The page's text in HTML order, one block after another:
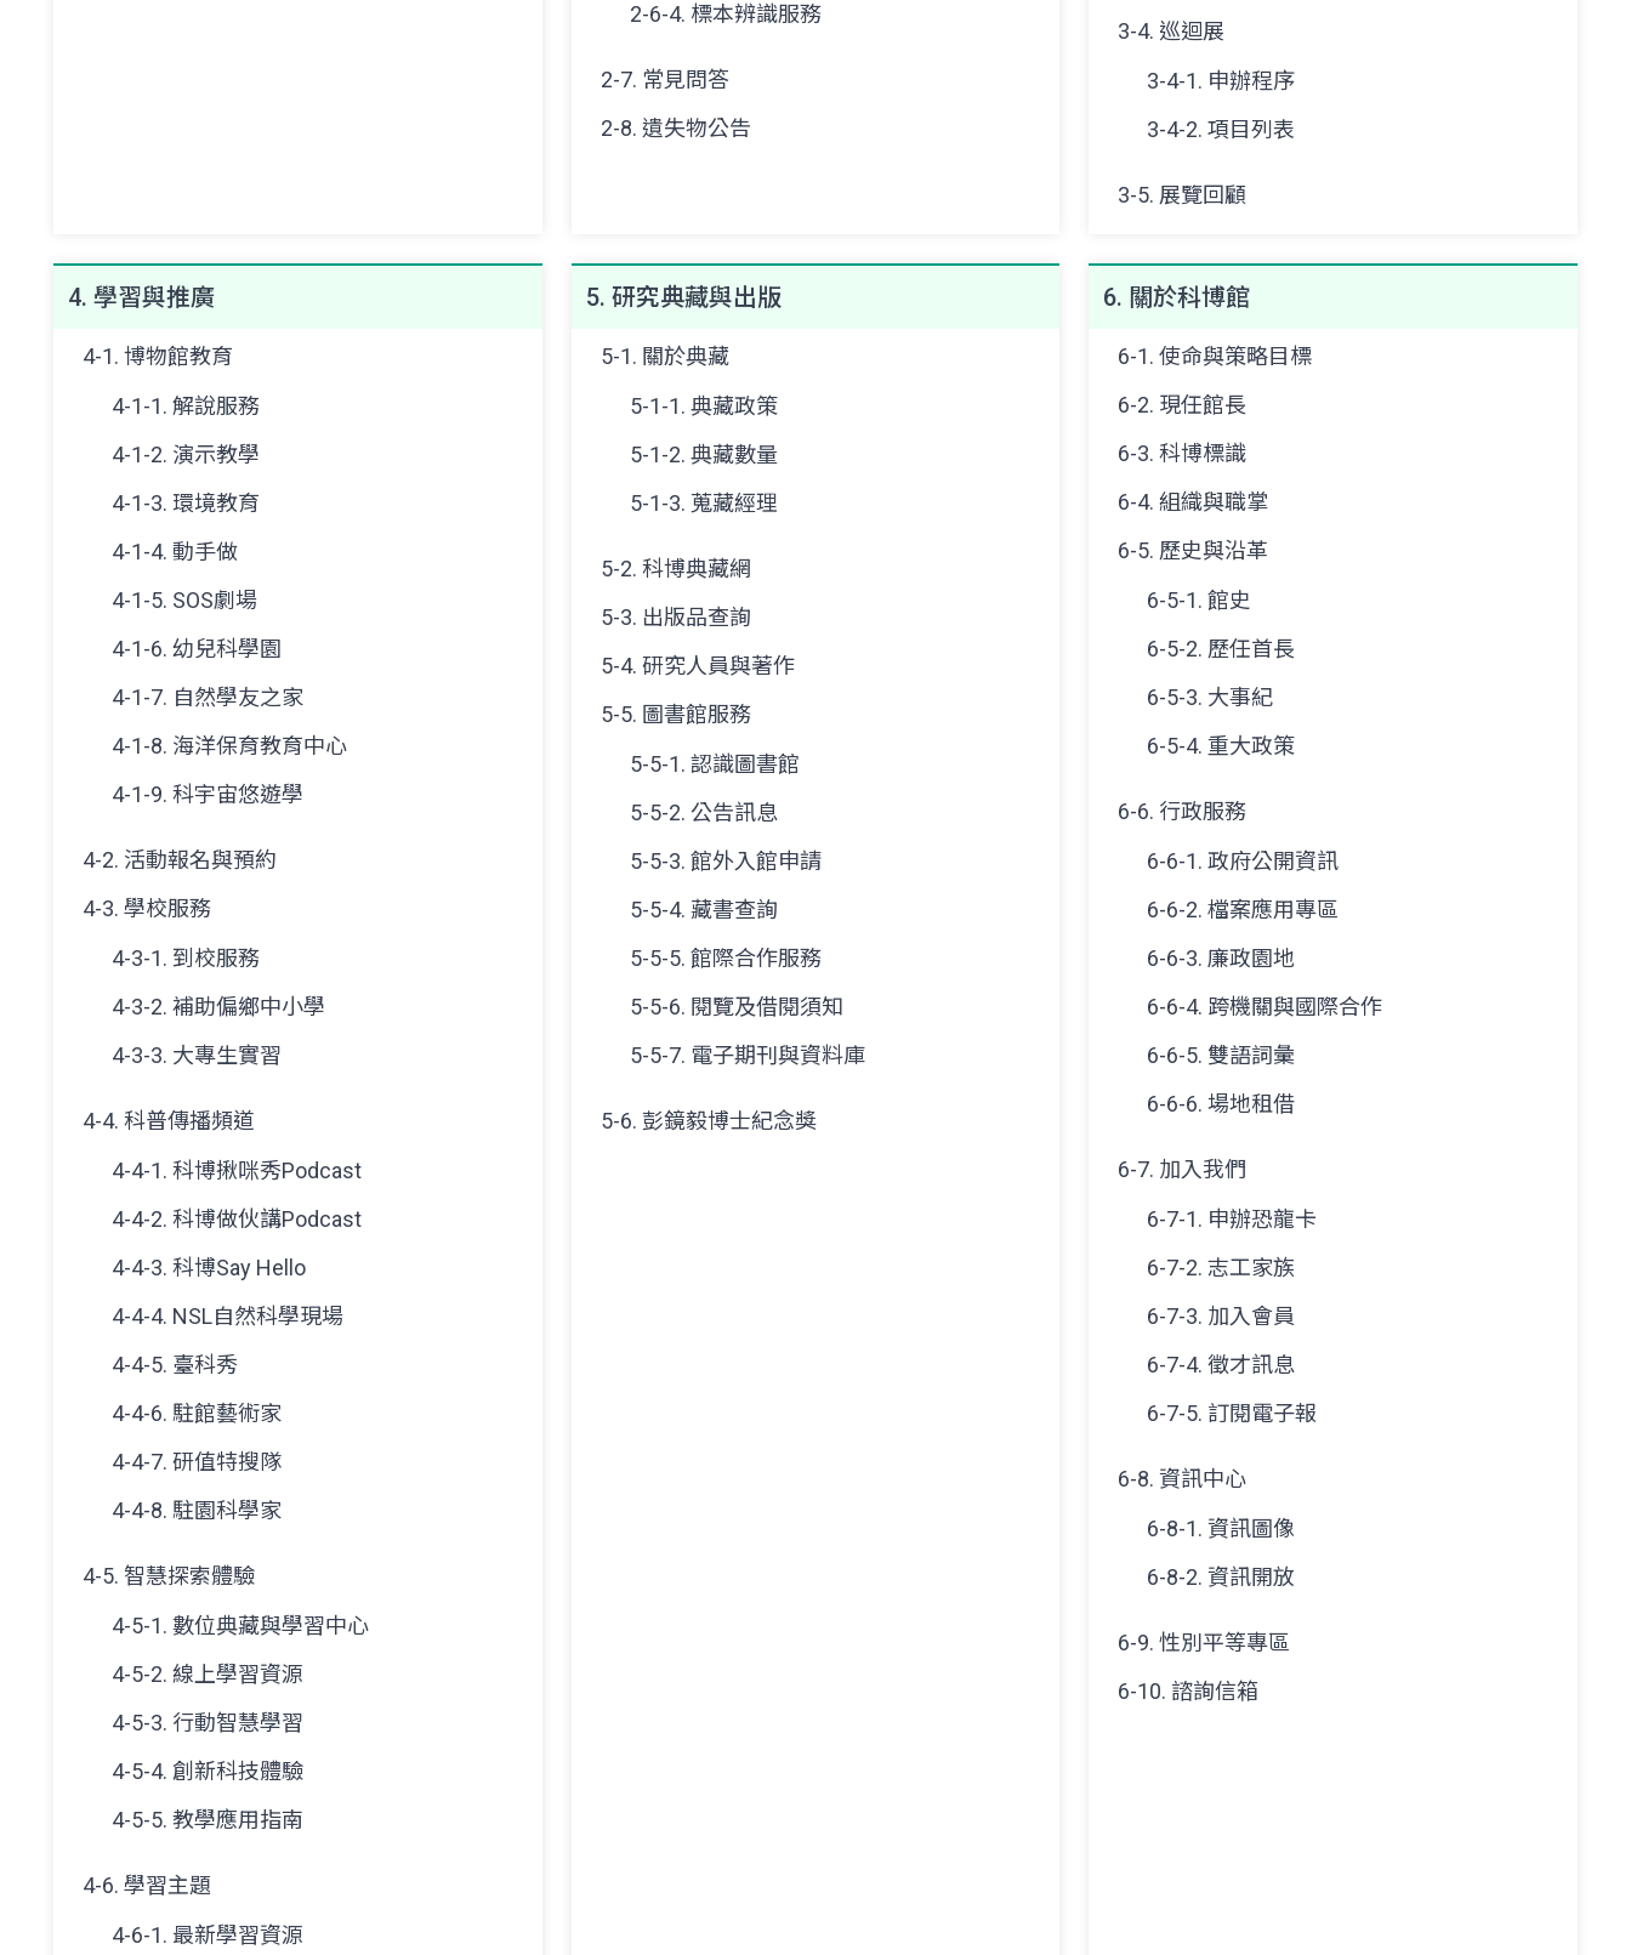
2-6-4. 標本辨識服務
2-7. 常見問答
2-8. 遺失物公告
3-4. 巡迴展
3-4-1. 申辦程序
3-4-2. 項目列表
3-5. 展覽回顧
4. 學習與推廣
4-1. 博物館教育
4-1-1. 解說服務
4-1-2. 演示教學
4-1-3. 環境教育
4-1-4. 動手做
4-1-5. SOS劇場
4-1-6. 幼兒科學園
4-1-7. 自然學友之家
4-1-8. 海洋保育教育中心
4-1-9. 科宇宙悠遊學
4-2. 活動報名與預約
4-3. 學校服務
4-3-1. 到校服務
4-3-2. 補助偏鄉中小學
4-3-3. 大專生實習
4-4. 科普傳播頻道
4-4-1. 科博揪咪秀Podcast
4-4-2. 科博做伙講Podcast
4-4-3. 科博Say Hello
4-4-4. NSL自然科學現場
4-4-5. 臺科秀
4-4-6. 駐館藝術家
4-4-7. 研值特搜隊
4-4-8. 駐園科學家
4-5. 智慧探索體驗
4-5-1. 數位典藏與學習中心
4-5-2. 線上學習資源
4-5-3. 行動智慧學習
4-5-4. 創新科技體驗
4-5-5. 教學應用指南
4-6. 學習主題
4-6-1. 最新學習資源
5. 研究典藏與出版
5-1. 關於典藏
5-1-1. 典藏政策
5-1-2. 典藏數量
5-1-3. 蒐藏經理
5-2. 科博典藏網
5-3. 出版品查詢
5-4. 研究人員與著作
5-5. 圖書館服務
5-5-1. 認識圖書館
5-5-2. 公告訊息
5-5-3. 館外入館申請
5-5-4. 藏書查詢
5-5-5. 館際合作服務
5-5-6. 閱覽及借閱須知
5-5-7. 電子期刊與資料庫
5-6. 彭鏡毅博士紀念獎
6. 關於科博館
6-1. 使命與策略目標
6-2. 現任館長
6-3. 科博標識
6-4. 組織與職掌
6-5. 歷史與沿革
6-5-1. 館史
6-5-2. 歷任首長
6-5-3. 大事紀
6-5-4. 重大政策
6-6. 行政服務
6-6-1. 政府公開資訊
6-6-2. 檔案應用專區
6-6-3. 廉政園地
6-6-4. 跨機關與國際合作
6-6-5. 雙語詞彙
6-6-6. 場地租借
6-7. 加入我們
6-7-1. 申辦恐龍卡
6-7-2. 志工家族
6-7-3. 加入會員
6-7-4. 徵才訊息
6-7-5. 訂閱電子報
6-8. 資訊中心
6-8-1. 資訊圖像
6-8-2. 資訊開放
6-9. 性別平等專區
6-10. 諮詢信箱